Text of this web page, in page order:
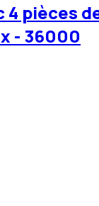
4 pièces
- 36000